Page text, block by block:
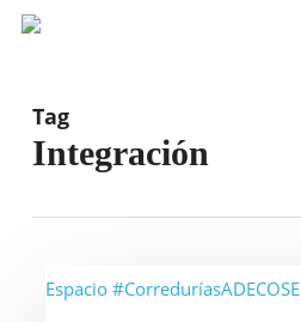
Skip
content
Tag
Integración
Finsa
Espacio #CorreduríasADECOSE